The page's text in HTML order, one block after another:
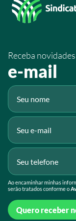
/sistemafaeg
/SistemaFaeg
Receba
e-mail
Ao encaminhar minhas
serão tratados conforme o
Quero receber